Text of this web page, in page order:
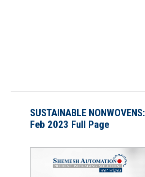
SUSTAINABLE NONWOVENS:
Feb 2023 Full Page